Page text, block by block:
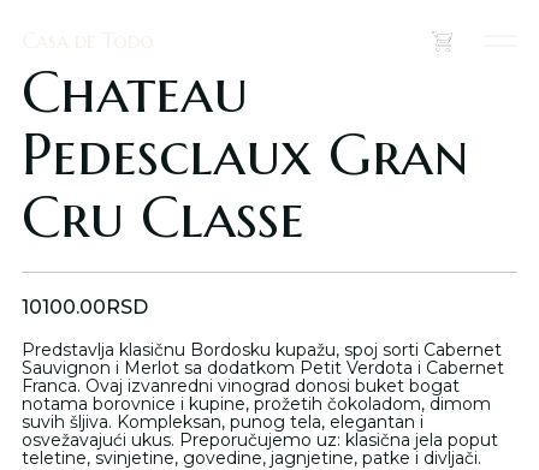
Chateau
Pedesclaux Gran
Cru Classe
10100.00RSD
Predstavlja klasičnu Bordosku kupažu, spoj sorti Cabernet
Sauvignon i Merlot sa dodatkom Petit Verdota i Cabernet
Franca. Ovaj izvanredni vinograd donosi buket bogat
notama borovnice i kupine, prožetih čokoladom, dimom
suvih šljiva. Kompleksan, punog tela, elegantan i
osvežavajući ukus. Preporučujemo uz: klasična jela poput
teletine, svinjetine, govedine, jagnjetine, patke i divljači.